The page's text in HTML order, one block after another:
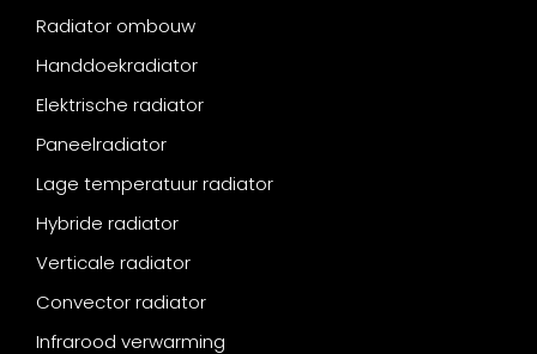
Radiator ombouw
Handdoekradiator
Elektrische radiator
Paneelradiator
Lage temperatuur radiator
Hybride radiator
Verticale radiator
Convector radiator
Infrarood verwarming